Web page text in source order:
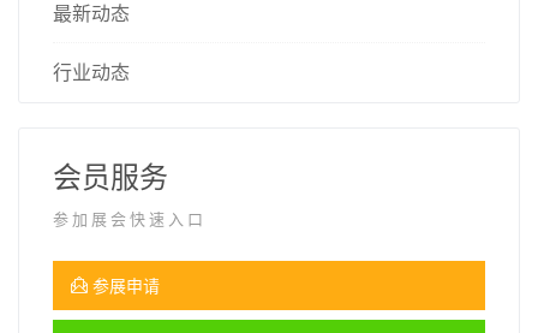
最新动态
行业动态
会员服务
参加展会快速入口
参展申请